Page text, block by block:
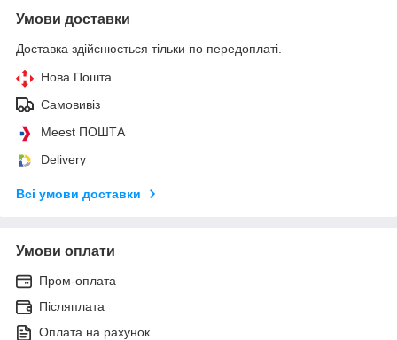
Умови доставки
Доставка здійснюється тільки по передоплаті.
Нова Пошта
Самовивіз
Meest ПОШТА
Delivery
Всі умови доставки
Умови оплати
Пром-оплата
Післяплата
Оплата на рахунок